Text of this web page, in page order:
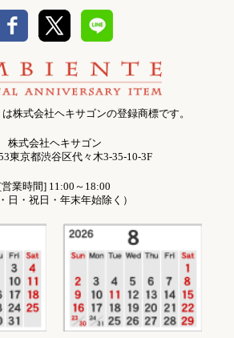
は株式会社ヘキサゴンの登録商標です。
株式会社ヘキサゴン
東京都渋谷区代々木3-35-10-3F
[営業時間] 11:00～18:00
日・祝日・年末年始除く）